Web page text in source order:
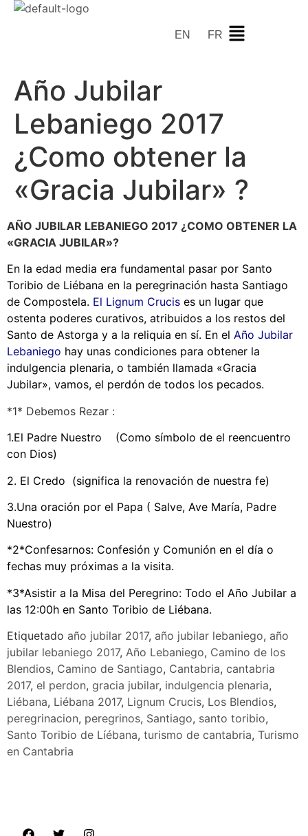
EN FR
Año Jubilar
Lebaniego 2017
¿Como obtener la
«Gracia Jubilar» ?
AÑO JUBILAR LEBANIEGO 2017 ¿COMO OBTENER LA
«GRACIA JUBILAR»?
En la edad media era fundamental pasar por Santo
Toribio de Liébana en la peregrinación hasta Santiago
de Compostela. El Lignum Crucis es un lugar que
ostenta poderes curativos, atribuidos a los restos del
Santo de Astorga y a la reliquia en sí. En el Año Jubilar
Lebaniego hay unas condiciones para obtener la
indulgencia plenaria, o también llamada «Gracia
Jubilar», vamos, el perdón de todos los pecados.
*1* Debemos Rezar :
1.El Padre Nuestro (Como símbolo de el reencuentro
con Dios)
2. El Credo (significa la renovación de nuestra fe)
3.Una oración por el Papa ( Salve, Ave María, Padre
Nuestro)
*2*Confesarnos: Confesión y Comunión en el día o
fechas muy próximas a la visita.
*3*Asistir a la Misa del Peregrino: Todo el Año Jubilar a
las 12:00h en Santo Toribio de Liébana.
Etiquetado año jubilar 2017, año jubilar lebaniego, año
jubilar lebaniego 2017, Año Lebaniego, Camino de los
Blendios, Camino de Santiago, Cantabria, cantabria
2017, el perdon, gracia jubilar, indulgencia plenaria,
Liébana, Liébana 2017, Lignum Crucis, Los Blendios,
peregrinacion, peregrinos, Santiago, santo toribio,
Santo Toribio de Líébana, turismo de cantabria, Turismo
en Cantabria